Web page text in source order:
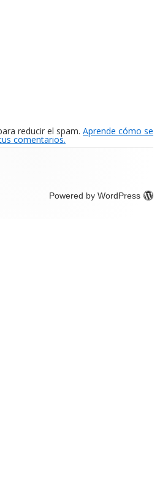
reducir el spam. Aprende cómo se
comentarios.
Powered by WordPress